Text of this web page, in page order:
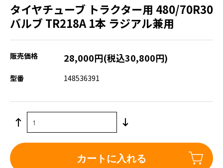
タイヤチューブ トラクター用 480/70R30
バルブ TR218A 1本 ラジアル兼用
販売価格 28,000円(税込30,800円)
型番 148536391
カートに入れる